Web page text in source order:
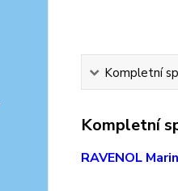
Kompletní
Kompletní
RAVENOL